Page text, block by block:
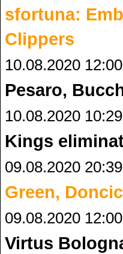
sfortuna:
Clippers
10.08.2020
Pesaro,
10.08.2020
Kings
09.08.2020
Green,
09.08.2020
Virtus